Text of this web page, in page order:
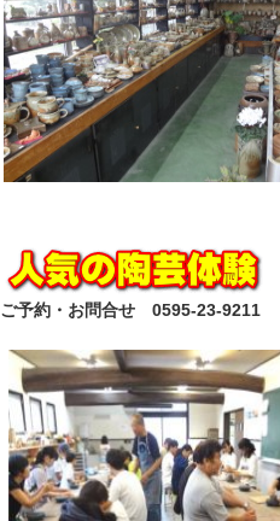
ご予約・お問合せ 0595-23-9211